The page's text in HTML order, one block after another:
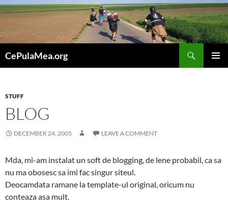
Skip
to
content
CePulaMea.org
STUFF
BLOG
DECEMBER 24, 2005 LEAVE A COMMENT
Mda, mi-am instalat un soft de blogging, de lene probabil, ca sa
nu ma obosesc sa imi fac singur siteul.
Deocamdata ramane la template-ul original, oricum nu
conteaza asa mult.